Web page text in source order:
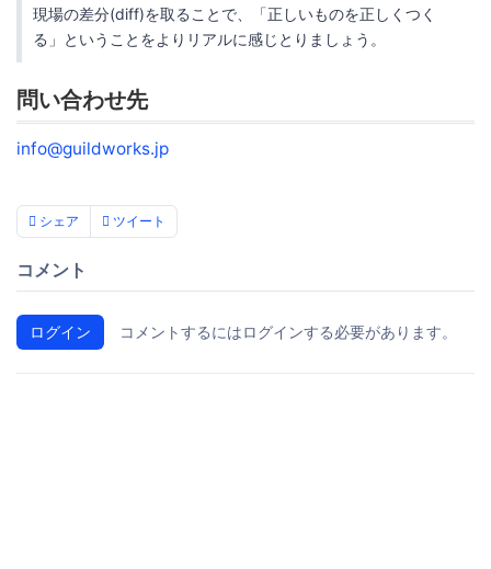
現場の差分(diff)を取ることで、「正しいものを正しくつく
る」ということをよりリアルに感じとりましょう。
問い合わせ先
info@guildworks.jp
シェア ツイート
コメント
ログイン コメントするにはログインする必要があります。